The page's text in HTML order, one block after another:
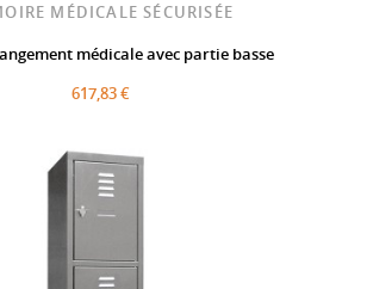
MÉDICALE SÉCURISÉE
médicale avec partie basse
617,83 €